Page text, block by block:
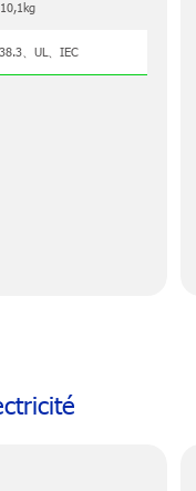
10,1kg
、UL、IEC